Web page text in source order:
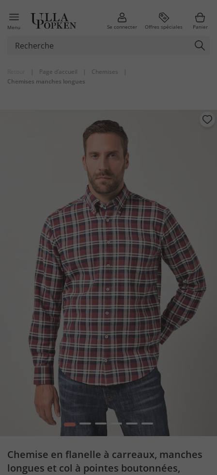
Menu Se connecter Offres spéciales Panier
| Page d’accueil | Chemises
|
Chemises manches longues
1 2 3 5 6
Chemise en flanelle à carreaux, manches
longues et col à pointes boutonnées,